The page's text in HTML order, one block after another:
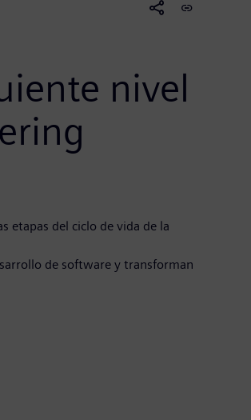
nivel
etapas del ciclo de vida de la
de software y transforman